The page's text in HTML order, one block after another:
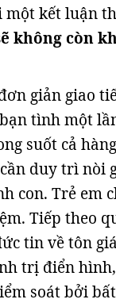
kết luận
không còn
giản giao
tình một
suốt cả
duy trì nòi
con. Trẻ em
Tiếp theo
tin về tôn
trị điển
soát bởi